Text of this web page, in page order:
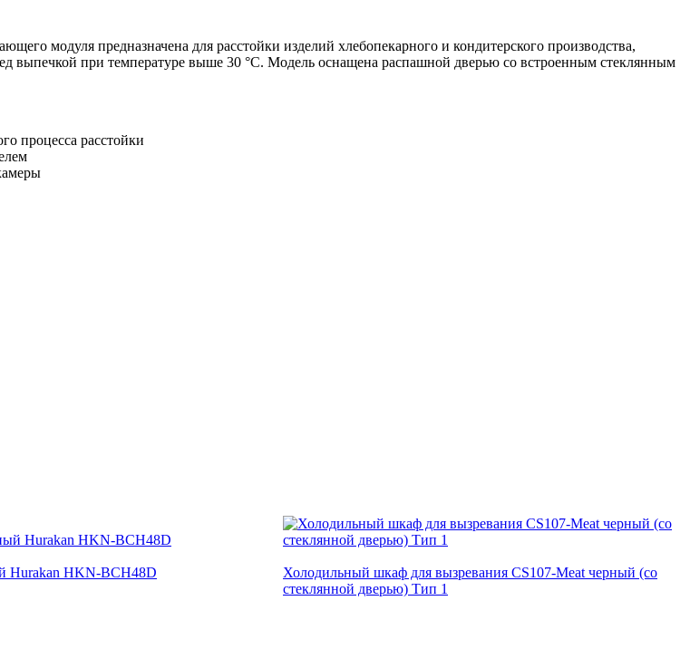
модуля предназначена для расстойки изделий хлебопекарного и кондитерского производства,
выпечкой при температуре выше 30 °С. Модель оснащена распашной дверью со встроенным стеклянным
процесса расстойки
Hurakan HKN-BCH48D
Холодильный шкаф для вызревания CS107-Meat черный (со
стеклянной дверью) Тип 1